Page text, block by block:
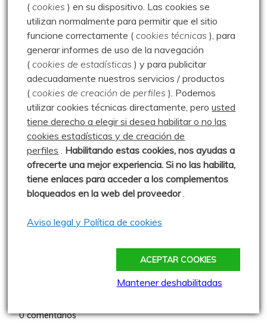
Martín tardío, este sábado hemos dado una vuelta
por el hayedo
1 comentario
Hayedo de las Ilces –
11.10.25
Publicado: 11 octubre 2025
Una ruta que hace mucho tiempo que
tenía apuntada y reservamos para este sábado, para
ver
0 comentarios
Paseo por Valberzoso –
Publicado: 4 octubre 2004
Paseo por el monte de Valberzoso
0 comentarios
(cookies ) en su dispositivo. Las cookies se
utilizan normalmente para permitir que el sitio
funcione correctamente (cookies técnicas ), para
generar informes de uso de la navegación
(cookies de estadísticas ) y para publicitar
adecuadamente nuestros servicios / productos
(cookies de creación de perfiles ). Podemos
utilizar cookies técnicas directamente, perousted
tiene derecho a elegir si desea habilitar o no las
cookies estadísticas y de creación de
perfiles . Habilitando estas cookies, nos ayudas a
ofrecerte una mejor experiencia. Si no las habilita,
tiene enlaces para acceder a los complementos
bloqueados en la web del proveedor.
Aviso legal y Política de cookies
ACEPTAR COOKIES
Mantener deshabilitadas